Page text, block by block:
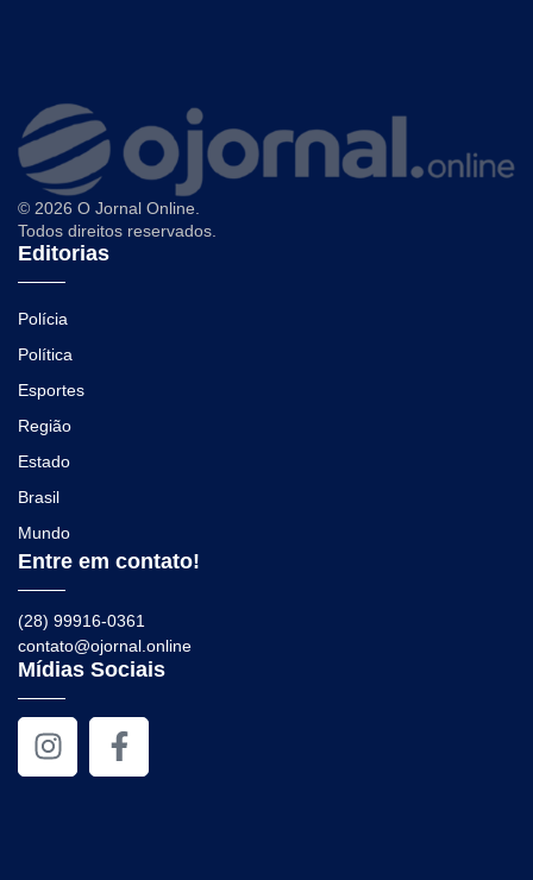
© 2026 O Jornal Online.
Todos direitos reservados.
Editorias
Polícia
Política
Esportes
Região
Estado
Brasil
Mundo
Entre em contato!
(28) 99916-0361
contato@ojornal.online
Mídias Sociais